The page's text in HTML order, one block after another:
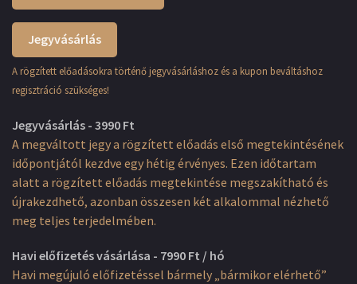
Jegyvásárlás
A rögzített előadásokra történő jegyvásárláshoz és a kupon beváltáshoz
regisztráció szükséges!
Jegyvásárlás - 3990 Ft
A megváltott jegy a rögzített előadás első megtekintésének
időpontjától kezdve egy hétig érvényes. Ezen időtartam
alatt a rögzített előadás megtekintése megszakítható és
újrakezdhető, azonban összesen két alkalommal nézhető
meg teljes terjedelmében.
Havi előfizetés vásárlása - 7990 Ft / hó
Havi megújuló előfizetéssel bármely „bármikor elérhető”